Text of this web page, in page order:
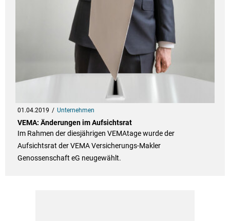
01.04.2019 Unternehmen
VEMA: Änderungen im Aufsichtsrat
Im Rahmen der diesjährigen VEMAtage wurde der
Aufsichtsrat der VEMA Versicherungs-Makler
Genossenschaft eG neugewählt.